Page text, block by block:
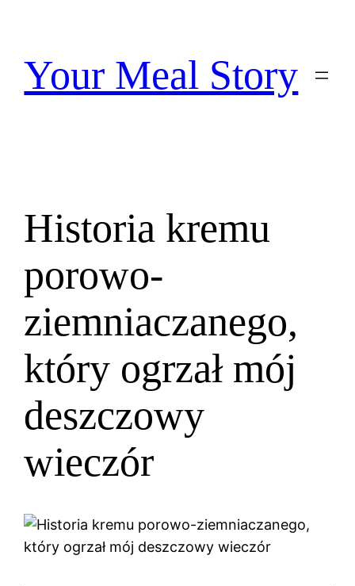
treściYour Meal Story
Historia kremu
porowo-
ziemniaczanego,
który ogrzał mój
deszczowy
wieczór